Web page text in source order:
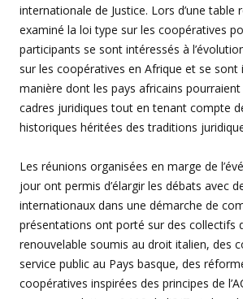
internationale de Justice. Lors d’une table
examiné la loi type sur les coopératives
participants se sont intéressés à
sur les coopératives en Afrique et se sont
manière dont les pays africains
cadres juridiques tout en tenant compte
historiques héritées des traditions
Les réunions organisées en marge de
jour ont permis d’élargir les débats avec
internationaux dans une démarche de
présentations ont porté sur des collectifs
renouvelable soumis au droit italien, des
service public au Pays basque, des
coopératives inspirées des principes de